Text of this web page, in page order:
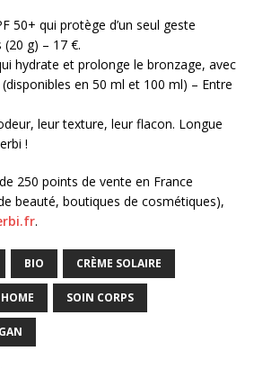
50+ qui protège d’un seul geste
g) – 17 €.
hydrate et prolonge le bronzage, avec
en 50 ml et 100 ml) – Entre
leur texture, leur flacon. Longue
!
250 points de vente en France
beauté, boutiques de cosmétiques),
.
BIO CRÈME SOLAIRE
HOME SOIN CORPS